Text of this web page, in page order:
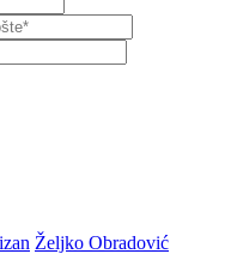
Željko Obradović